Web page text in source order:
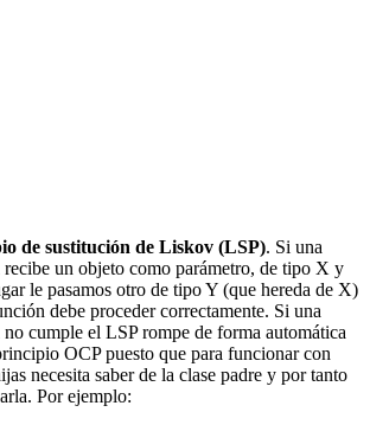
de sustitución de Liskov (LSP). Si una
un objeto como parámetro, de tipo X y
le pasamos otro de tipo Y (que hereda de X)
debe proceder correctamente. Si una
cumple el LSP rompe de forma automática
OCP puesto que para funcionar con
necesita saber de la clase padre y por tanto
Por ejemplo: